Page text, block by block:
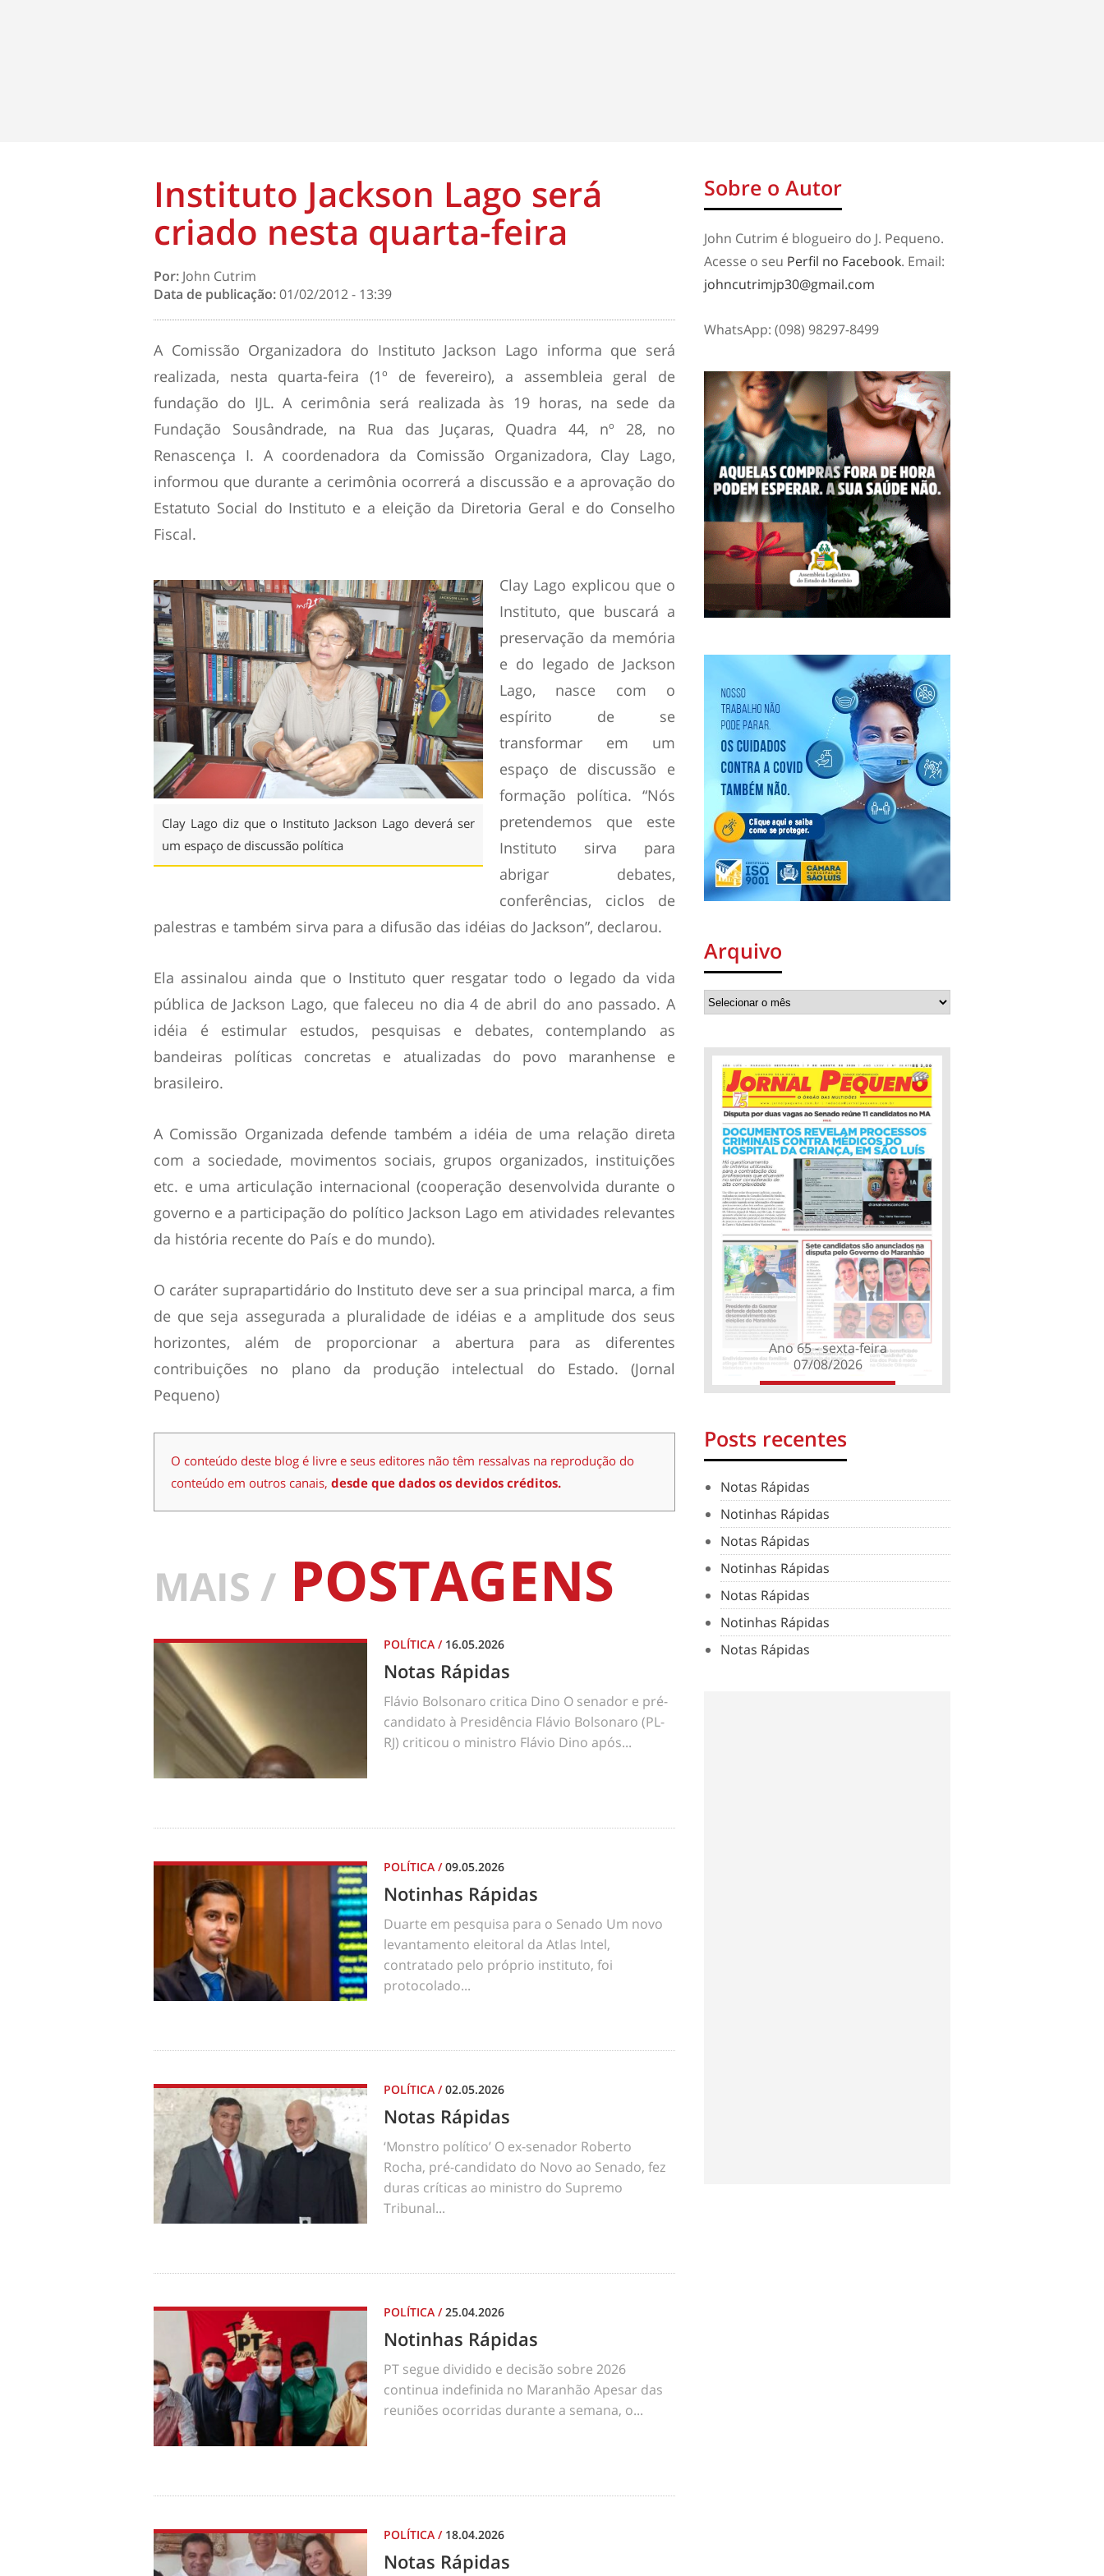
Instituto Jackson Lago será
criado nesta quarta-feira
Por: John Cutrim
Data de publicação:01/02/2012 - 13:39
A Comissão Organizadora do Instituto Jackson Lago informa que será
realizada, nesta quarta-feira (1º de fevereiro), a assembleia geral de
fundação do IJL. A cerimônia será realizada às 19 horas, na sede da
Fundação Sousândrade, na Rua das Juçaras, Quadra 44, nº 28, no
Renascença I. A coordenadora da Comissão Organizadora, Clay Lago,
informou que durante a cerimônia ocorrerá a discussão e a aprovação do
Estatuto Social do Instituto e a eleição da Diretoria Geral e do Conselho
Fiscal.
Clay Lago diz que o Instituto Jackson Lago deverá ser
um espaço de discussão política
Clay Lago explicou que o
Instituto, que buscará a
preservação da memória
e do legado de Jackson
Lago, nasce com o
espírito de se
transformar em um
espaço de discussão e
formação política. “Nós
pretendemos que este
Instituto sirva para
abrigar debates,
conferências, ciclos de
palestras e também sirva para a difusão das idéias do Jackson”, declarou.
Ela assinalou ainda que o Instituto quer resgatar todo o legado da vida
pública de Jackson Lago, que faleceu no dia 4 de abril do ano passado. A
idéia é estimular estudos, pesquisas e debates, contemplando as
bandeiras políticas concretas e atualizadas do povo maranhense e
brasileiro.
A Comissão Organizada defende também a idéia de uma relação direta
com a sociedade, movimentos sociais, grupos organizados, instituições
etc. e uma articulação internacional (cooperação desenvolvida durante o
governo e a participação do político Jackson Lago em atividades relevantes
da história recente do País e do mundo).
O caráter suprapartidário do Instituto deve ser a sua principal marca, a fim
de que seja assegurada a pluralidade de idéias e a amplitude dos seus
horizontes, além de proporcionar a abertura para as diferentes
contribuições no plano da produção intelectual do Estado. (Jornal
Pequeno)
O conteúdo deste blog é livre e seus editores não têm ressalvas na reprodução do
conteúdo em outros canais, desde que dados os devidos créditos.
MAIS / POSTAGENS
POLÍTICA / 16.05.2026
Notas Rápidas
Flávio Bolsonaro critica Dino O senador e pré-
candidato à Presidência Flávio Bolsonaro (PL-
RJ) criticou o ministro Flávio Dino após...
POLÍTICA /09.05.2026
Notinhas Rápidas
Duarte em pesquisa para o Senado Um novo
levantamento eleitoral da Atlas Intel,
contratado pelo próprio instituto, foi
protocolado...
POLÍTICA /02.05.2026
Notas Rápidas
‘Monstro político’ O ex-senador Roberto
Rocha, pré-candidato do Novo ao Senado, fez
duras críticas ao ministro do Supremo
Tribunal...
POLÍTICA /25.04.2026
Notinhas Rápidas
PT segue dividido e decisão sobre 2026
continua indefinida no Maranhão Apesar das
reuniões ocorridas durante a semana, o...
POLÍTICA / 18.04.2026
Notas Rápidas
Sobre o Autor
John Cutrim é blogueiro do J. Pequeno.
Acesse o seu Perfil no Facebook. Email:
johncutrimjp30@gmail.com
WhatsApp: (098) 98297-8499
Arquivo
Ano 65 - sexta-feira
07/08/2026
Posts recentes
Notas Rápidas
Notinhas Rápidas
Notas Rápidas
Notinhas Rápidas
Notas Rápidas
Notinhas Rápidas
Notas Rápidas